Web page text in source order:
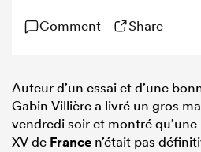
2024. (Photo by FRANCK FIFE /
FIFE/AFP via Getty Images)
Comment Share
Auteur d’un essai et d’une
Gabin Villière a livré un gros
vendredi soir et montré
XV de France n’était pas